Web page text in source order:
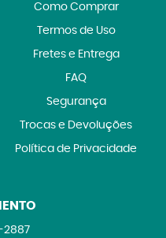
Como Comprar
Termos de Uso
Fretes e Entrega
FAQ
Segurança
Trocas e Devoluções
Política de Privacidade
2887